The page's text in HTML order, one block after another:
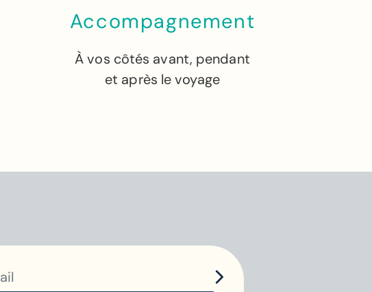
Accompagnement
À vos côtés avant, pendant
et après le voyage